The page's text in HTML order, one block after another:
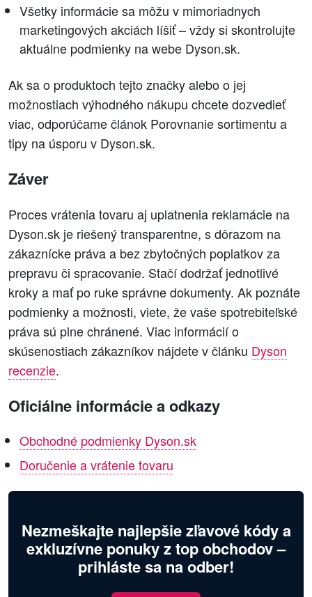
Všetky informácie sa môžu v mimoriadnych
marketingových akciách líšiť – vždy si skontrolujte
aktuálne podmienky na webe Dyson.sk.
Ak sa o produktoch tejto značky alebo o jej
možnostiach výhodného nákupu chcete dozvedieť
viac, odporúčame článok Porovnanie sortimentu a
tipy na úsporu v Dyson.sk.
Záver
Proces vrátenia tovaru aj uplatnenia reklamácie na
Dyson.sk je riešený transparentne, s dôrazom na
zákaznícke práva a bez zbytočných poplatkov za
prepravu či spracovanie. Stačí dodržať jednotlivé
kroky a mať po ruke správne dokumenty. Ak poznáte
podmienky a možnosti, viete, že vaše spotrebiteľské
práva sú plne chránené. Viac informácií o
skúsenostiach zákazníkov nájdete v článku Dyson
recenzie.
Oficiálne informácie a odkazy
Obchodné podmienky Dyson.sk
Doručenie a vrátenie tovaru
Nezmeškajte najlepšie zľavové kódy a
exkluzívne ponuky z top obchodov –
prihláste sa na odber!